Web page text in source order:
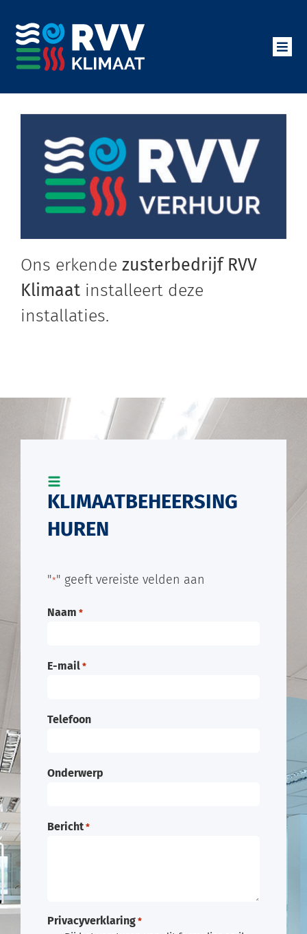
naar
inhoud
Certificeringen
Over ons
Contact
Ons erkende zusterbedrijf RVV
Klimaat installeert deze
installaties.
KLIMAATBEHEERSING
HUREN
"*" geeft vereiste velden aan
Naam *
E-mail *
Telefoon
Onderwerp
Bericht *
Privacyverklaring *